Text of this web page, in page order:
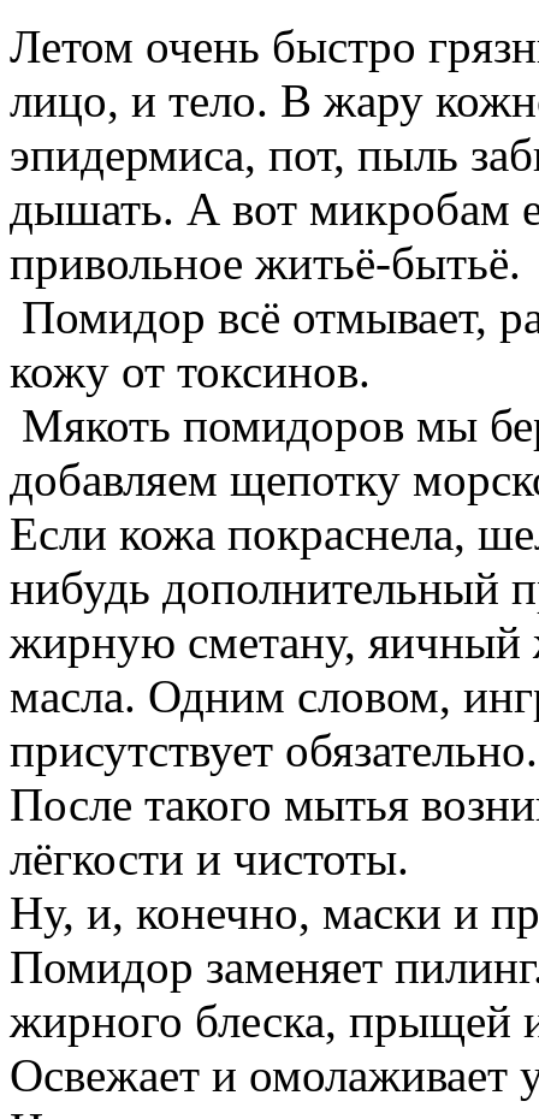
Летом очень быстро
лицо, и тело. В жару
эпидермиса, пот, пыль
дышать. А вот микробам
привольное житьё-бытьё.
Помидор всё отмывает,
кожу от токсинов.
Мякоть помидоров мы
добавляем щепотку
Если кожа покраснела,
нибудь дополнительный
жирную сметану, яичный
масла. Одним словом,
присутствует обязательно.
После такого мытья
лёгкости и чистоты.
Ну, и, конечно, маски и
Помидор заменяет
жирного блеска, прыщей
Освежает и омолаживает